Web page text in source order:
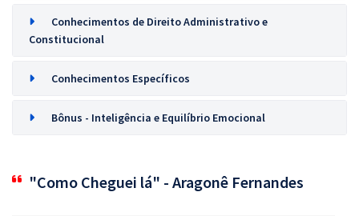
Conhecimentos de Direito Administrativo e
Constitucional
Conhecimentos Específicos
Bônus - Inteligência e Equilíbrio Emocional
"Como Cheguei lá" - Aragonê Fernandes